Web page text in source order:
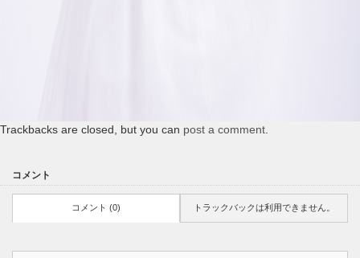
Trackbacks are closed, but you can post a comment
コメント
コメント (0) トラックバックは利用できません。